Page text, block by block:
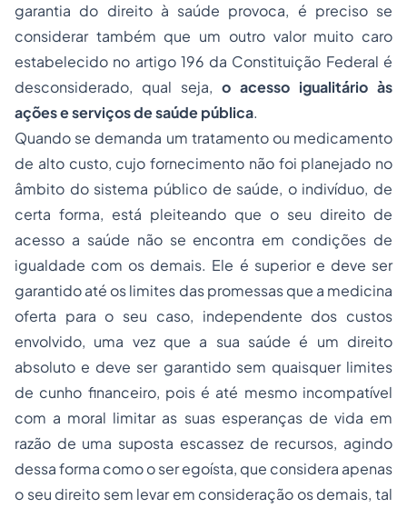
garantia do direito à saúde provoca, é preciso se
considerar também que um outro valor muito caro
estabelecido no artigo 196 da Constituição Federal é
desconsiderado, qual seja, o acesso igualitário às
ações e serviços de saúde pública.
Quando se demanda um tratamento ou medicamento
de alto custo, cujo fornecimento não foi planejado no
âmbito do sistema público de saúde, o indivíduo, de
certa forma, está pleiteando que o seu direito de
acesso a saúde não se encontra em condições de
igualdade com os demais. Ele é superior e deve ser
garantido até os limites das promessas que a medicina
oferta para o seu caso, independente dos custos
envolvido, uma vez que a sua saúde é um direito
absoluto e deve ser garantido sem quaisquer limites
de cunho financeiro, pois é até mesmo incompatível
com a moral limitar as suas esperanças de vida em
razão de uma suposta escassez de recursos, agindo
dessa forma como o ser egoísta, que considera apenas
o seu direito sem levar em consideração os demais, tal